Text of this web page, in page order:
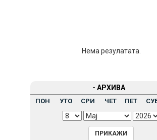
Нема резулатата.
- АРХИВА
ПОН УТО СРИ ЧЕТ ПЕТ